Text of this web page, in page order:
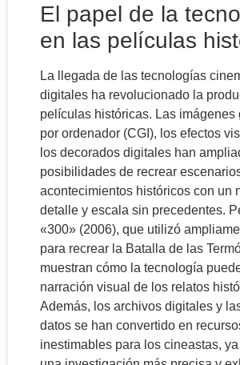
El papel de la
en las películas
La llegada de las tecnologías
digitales ha revolucionado la
películas históricas. Las imágenes
por ordenador (CGI), los efectos
los decorados digitales han
posibilidades de recrear
acontecimientos históricos con un
detalle y escala sin precedentes.
«300» (2006), que utilizó
para recrear la Batalla de las
muestran cómo la tecnología
narración visual de los relatos
Además, los archivos digitales y
datos se han convertido en
inestimables para los cineastas,